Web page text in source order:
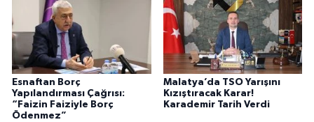
Esnaftan Borç
Yapılandırması Çağrısı:
“Faizin Faiziyle Borç
Ödenmez”
Malatya’da TSO Yarışını
Kızıştıracak Karar!
Karademir Tarih Verdi